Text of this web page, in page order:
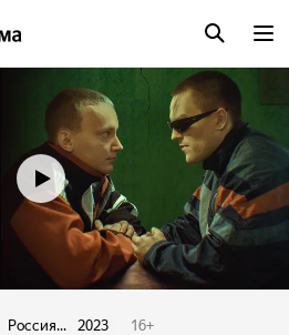
Россия... 2023 16+